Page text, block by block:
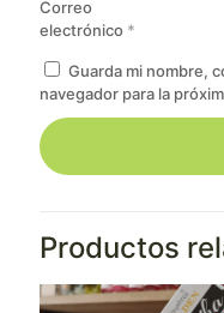
Correo
electrónico *
Guarda mi nombre,
navegador para la
Productos